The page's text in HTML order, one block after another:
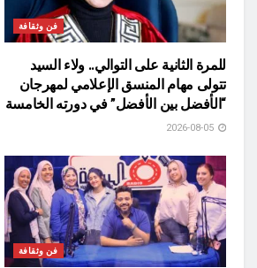
فن وثقافة
للمرة الثانية على التوالي.. ولاء السيد
تتولى مهام المنسق الإعلامي لمهرجان
“الأفضل بين الأفضل” في دورته الخامسة
فن وثقافة